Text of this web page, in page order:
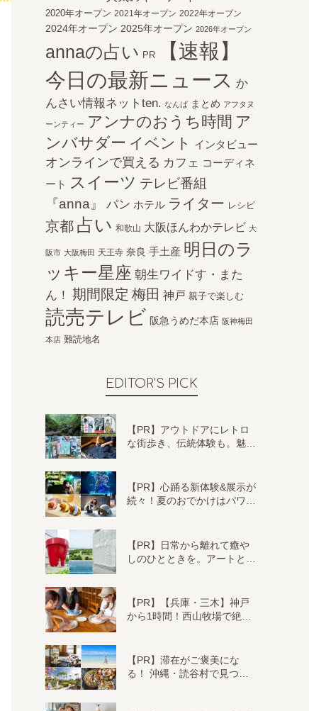
2020年オープン 2021年オープン 2022年オープン
2024年オープン 2025年オープン 2026年オープン
annaの占い PR
【速報】
今日の最新ニュース か
んさい情報ネットten. なんば まとめ アフタヌ
ーンティー アンナのおうち時間 ア
ンバサダー イベント インタビュー
オンラインで買える カフェ コーディネ
ート
スイーツ テレビ番組
『anna』
パン ホテル ライター レシピ
京都 占い 和歌山 大阪ほんわかテレビ 大
阪市 大阪梅田 天王寺 奈良 手土産 明日のラ
ッキー星座 朝生ワイドす・また
ん！ 期間限定 梅田 神戸 親子で楽しむ
読売テレビ 阪急うめだ本店 阪神梅田
本店 難読地名
EDITOR'S PICK
【PR】アウトドアにレトロ
な街歩き、伝統体験も。魅…
【PR】心踊る新体験&展示が
続々！夏のおでかけはパワ…
【PR】日常から離れて癒や
しのひとときを。アートと…
【PR】【兵庫・三木】神戸
から1時間！西山牧場で絶…
【PR】滞在がご褒美にな
る！ 沖縄・読谷村で見つ…